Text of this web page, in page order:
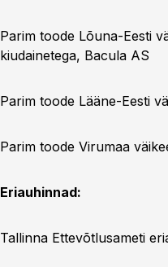
Parim toode Lõuna-Eesti
kiudainetega, Bacula AS
Parim toode Lääne-Eesti
Parim toode Virumaa
Eriauhinnad:
Tallinna Ettevõtlusameti